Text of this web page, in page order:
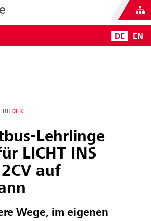
DE EN
BILDER
Lehrlinge
LICHT INS
auf
Wege, im eigenen